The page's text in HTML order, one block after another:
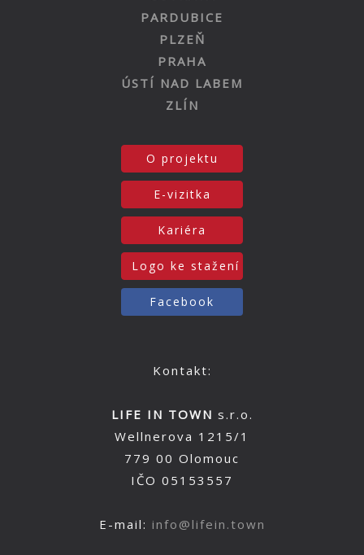
PARDUBICE
PLZEŇ
PRAHA
ÚSTÍ NAD LABEM
ZLÍN
O projektu
E-vizitka
Kariéra
Logo ke stažení
Facebook
Kontakt:
LIFE IN TOWN s.r.o.
Wellnerova 1215/1
779 00 Olomouc
IČO 05153557
E-mail: info@lifein.town